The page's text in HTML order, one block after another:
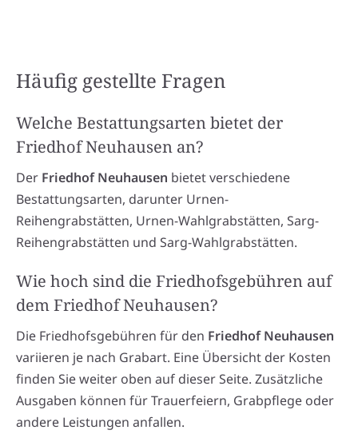
Häufig gestellte Fragen
Welche Bestattungsarten bietet der
Friedhof Neuhausen an?
Der Friedhof Neuhausen bietet verschiedene
Bestattungsarten, darunter Urnen-
Reihengrabstätten, Urnen-Wahlgrabstätten, Sarg-
Reihengrabstätten und Sarg-Wahlgrabstätten.
Wie hoch sind die Friedhofsgebühren auf
dem Friedhof Neuhausen?
Die Friedhofsgebühren für den Friedhof Neuhausen
variieren je nach Grabart. Eine Übersicht der Kosten
finden Sie weiter oben auf dieser Seite. Zusätzliche
Ausgaben können für Trauerfeiern, Grabpflege oder
andere Leistungen anfallen.